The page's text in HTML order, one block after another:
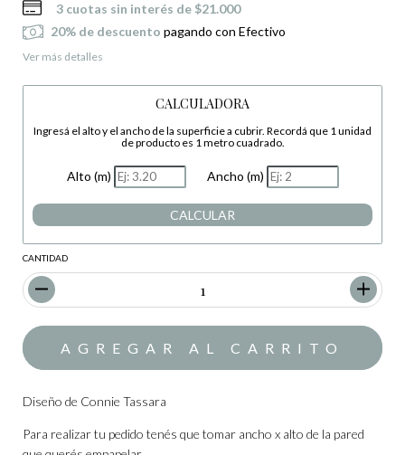
3 cuotas sin interés de $21.000
20% de descuento pagando con Efectivo
Ver más detalles
CALCULADORA
Ingresá el alto y el ancho de la superficie a cubrir. Recordá que 1 unidad
de producto es 1 metro cuadrado.
Alto (m) Ancho (m)
CALCULAR
CANTIDAD
Diseño de Connie Tassara
Para realizar tu pedido tenés que tomar ancho x alto de la pared